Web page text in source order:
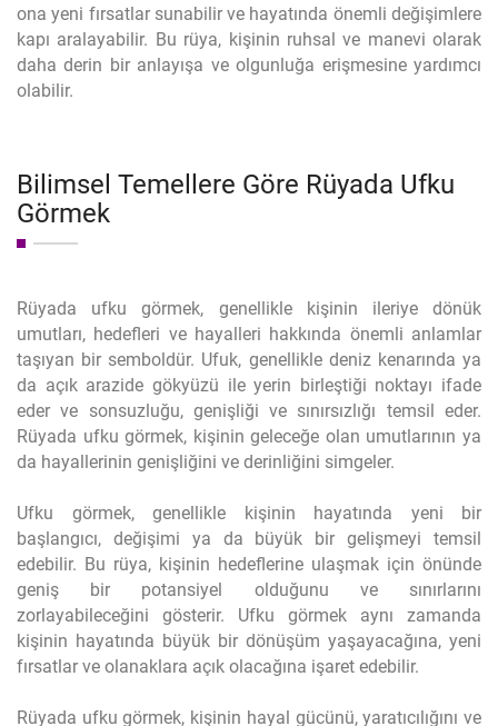
ona yeni fırsatlar sunabilir ve hayatında önemli değişimlere
kapı aralayabilir. Bu rüya, kişinin ruhsal ve manevi olarak
daha derin bir anlayışa ve olgunluğa erişmesine yardımcı
olabilir.
Bilimsel Temellere Göre Rüyada Ufku
Görmek
Rüyada ufku görmek, genellikle kişinin ileriye dönük
umutları, hedefleri ve hayalleri hakkında önemli anlamlar
taşıyan bir semboldür. Ufuk, genellikle deniz kenarında ya
da açık arazide gökyüzü ile yerin birleştiği noktayı ifade
eder ve sonsuzluğu, genişliği ve sınırsızlığı temsil eder.
Rüyada ufku görmek, kişinin geleceğe olan umutlarının ya
da hayallerinin genişliğini ve derinliğini simgeler.
Ufku görmek, genellikle kişinin hayatında yeni bir
başlangıcı, değişimi ya da büyük bir gelişmeyi temsil
edebilir. Bu rüya, kişinin hedeflerine ulaşmak için önünde
geniş bir potansiyel olduğunu ve sınırlarını
zorlayabileceğini gösterir. Ufku görmek aynı zamanda
kişinin hayatında büyük bir dönüşüm yaşayacağına, yeni
fırsatlar ve olanaklara açık olacağına işaret edebilir.
Rüyada ufku görmek, kişinin hayal gücünü, yaratıcılığını ve